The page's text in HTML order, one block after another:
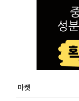
마켓